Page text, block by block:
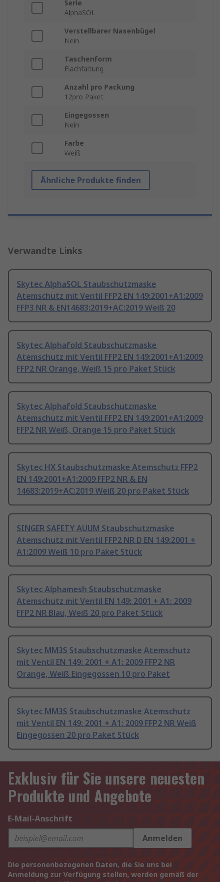
Serie
AlphaSOL
Verstellbarer Nasenbügel
Nein
Taschenform
Flachfaltung
Anzahl pro Packung
12pro Paket
Eingegossen
Nein
Farbe
Weiß
Ähnliche Produkte finden
Verwandte Links
Skytec AlphaSOL Staubschutzmaske
Atemschutz mit Ventil FFP2 EN 149:2001+A1:2009
FFP3 NR & EN14683:2019+AC:2019 Weiß 20
Skytec Alphafold Staubschutzmaske
Atemschutz mit Ventil FFP2 EN 149:2001+A1:2009
FFP2 NR Orange, Weiß 15 pro Paket Stück
Skytec Alphafold Staubschutzmaske
Atemschutz mit Ventil FFP2 EN 149:2001+A1:2009
FFP2 NR Weiß, Orange 15 pro Paket Stück
Skytec HX Staubschutzmaske Atemschutz FFP2
EN 149:2001+A1:2009 FFP2 NR & EN
14683:2019+AC:2019 Weiß 20 pro Paket Stück
SINGER SAFETY AUUM Staubschutzmaske
Atemschutz mit Ventil FFP2 NR D EN 149:2001 +
A1:2009 Weiß 10 pro Paket Stück
Skytec Alphamesh Staubschutzmaske
Atemschutz mit Ventil EN 149: 2001 + A1: 2009
FFP2 NR Blau, Weiß 20 pro Paket Stück
Skytec MM3S Staubschutzmaske Atemschutz
mit Ventil EN 149: 2001 + A1: 2009 FFP2 NR
Orange, Weiß Eingegossen 10 pro Paket
Skytec MM3S Staubschutzmaske Atemschutz
mit Ventil EN 149: 2001 + A1: 2009 FFP2 NR Weiß
Eingegossen 20 pro Paket Stück
Exklusiv für Sie unsere neuesten
Produkte und Angebote
E-Mail-Anschrift
Anmelden
Die personenbezogenen Daten, die Sie uns bei
Anmeldung zur Verfügung stellen, werden gemäß der